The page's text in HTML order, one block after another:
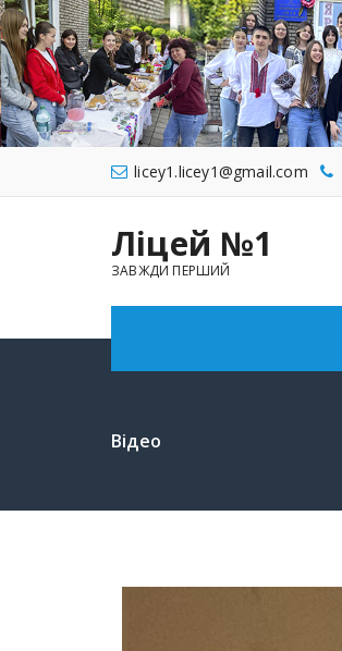
licey1.licey1@gmail.com
Ліцей №1
ЗАВЖДИ ПЕРШИЙ
Відео